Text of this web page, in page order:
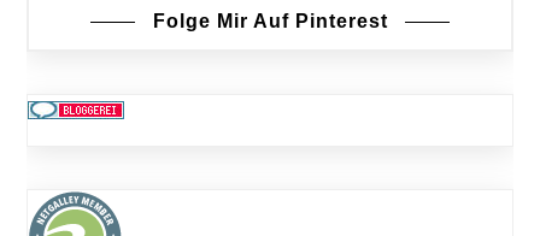
Folge Mir Auf Pinterest